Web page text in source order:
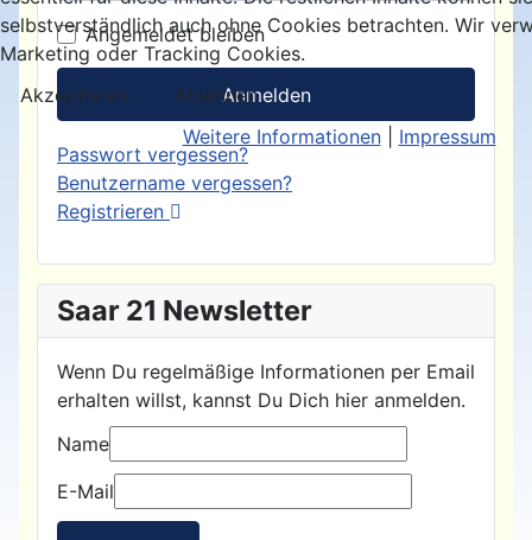
Angemeldet bleiben
Anmelden
Passwort vergessen?
Benutzername vergessen?
Registrieren
Saar 21 Newsletter
Wenn Du regelmäßige Informationen per Email
erhalten willst, kannst Du Dich hier anmelden.
Name
E-Mail
selbstverständlich auch ohne Cookies betrachten. Wir
Marketing oder Tracking Cookies.
Akzeptieren
Ablehnen
Weitere Informationen| Impressum